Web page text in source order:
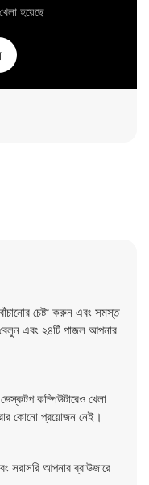
হয়েছে
চেষ্টা করুন এবং সমস্ত
এবং ২৪টি পাজল আপনার
কম্পিউটারেও খেলা
কোনো প্রয়োজন নেই।
আপনার ব্রাউজারে